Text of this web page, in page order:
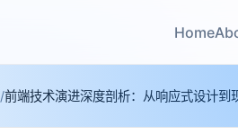
Home
/前端技术演进深度剖析：从响应式设计到